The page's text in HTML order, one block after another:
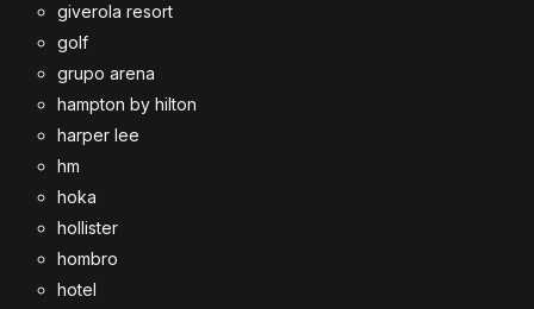
giverola resort
golf
grupo arena
hampton by hilton
harper lee
hm
hoka
hollister
hombro
hotel